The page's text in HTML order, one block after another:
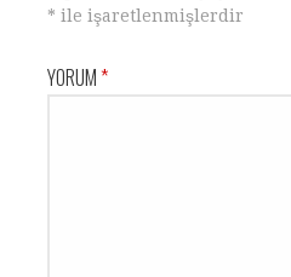
* ile işaretlenmişlerdir
YORUM*